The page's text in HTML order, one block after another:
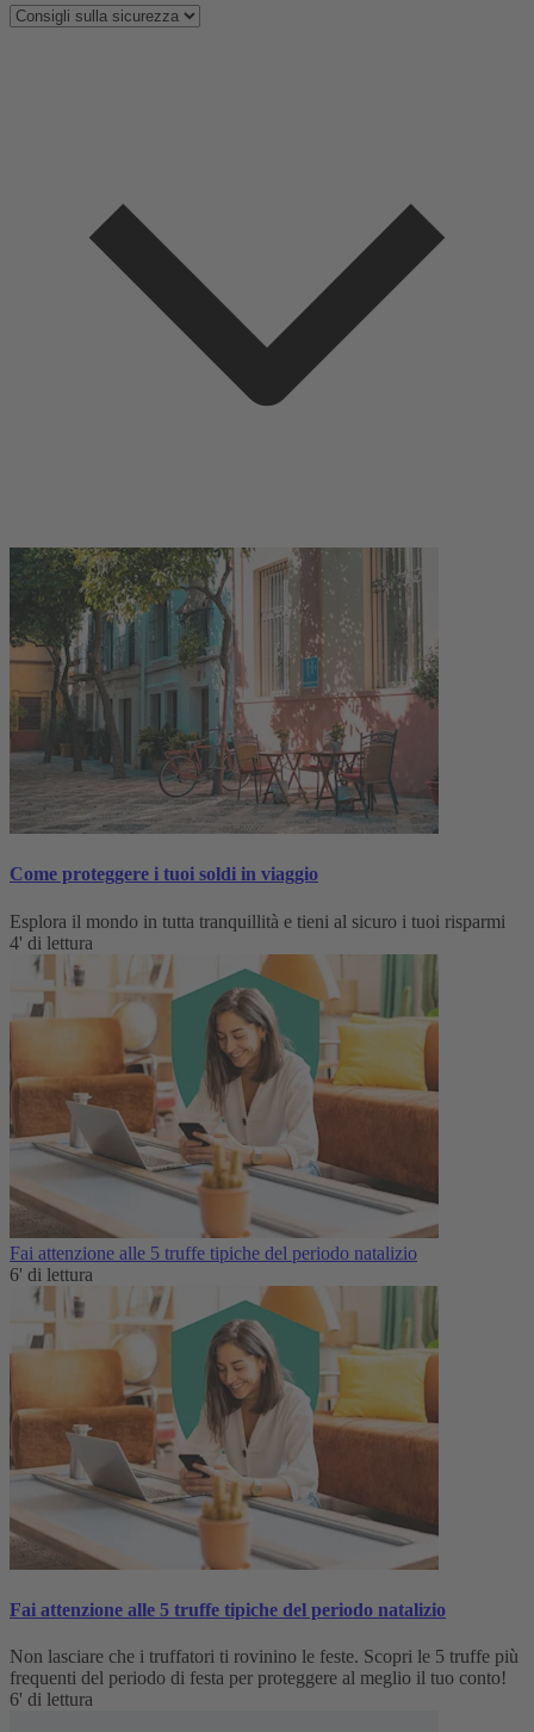
Come proteggere i tuoi soldi in viaggio
Esplora il mondo in tutta tranquillità e tieni al sicuro i tuoi risparmi
4' di lettura
Fai attenzione alle 5 truffe tipiche del periodo natalizio
6' di lettura
Fai attenzione alle 5 truffe tipiche del periodo natalizio
Non lasciare che i truffatori ti rovinino le feste. Scopri le 5 truffe più
frequenti del periodo di festa per proteggere al meglio il tuo conto!
6' di lettura